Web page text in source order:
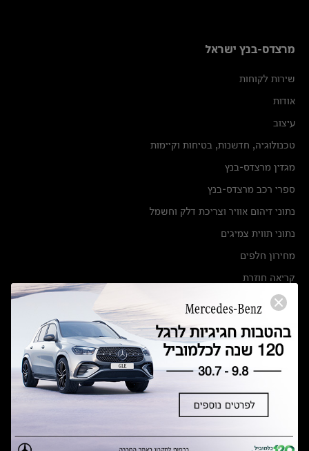
מרצדס-בנץ ישראל
שירות לקוחות
אודות
עיצוב
טכנולוגיה, חדשנות, בטיחות וקיימות
מגזין מרצדס-בנץ
ספרי רכב מרצדס-בנץ
נתוני זיהום אוויר וצריכת דלק וחשמל
נתוני תווית צמיגים
מחירון חלפים
קריאה חוזרת
הודעה על הטבות לרכבי מרצדס בהסדר פשרה בתצ 56447-02-19
תקנון ימי מכירות 120 לכלמוביל
מצאו אותנו
אולמות תצוגה